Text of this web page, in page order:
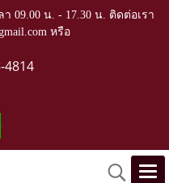
09.00 น. - 17.30 น. ติดต่อเรา
หรือ
4814